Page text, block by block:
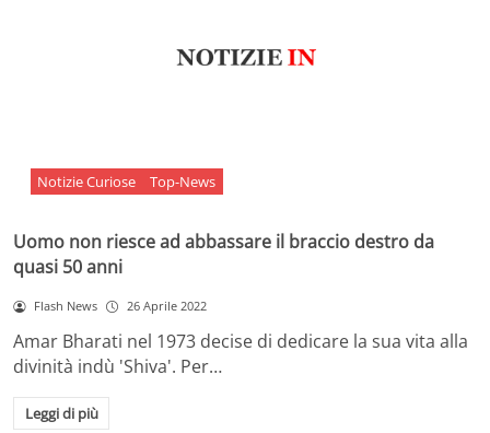
Notizie Curiose Top-News
Uomo non riesce ad abbassare il braccio destro da
quasi 50 anni
Flash News 26 Aprile 2022
Amar Bharati nel 1973 decise di dedicare la sua vita alla
divinità indù 'Shiva'. Per…
Leggi di più